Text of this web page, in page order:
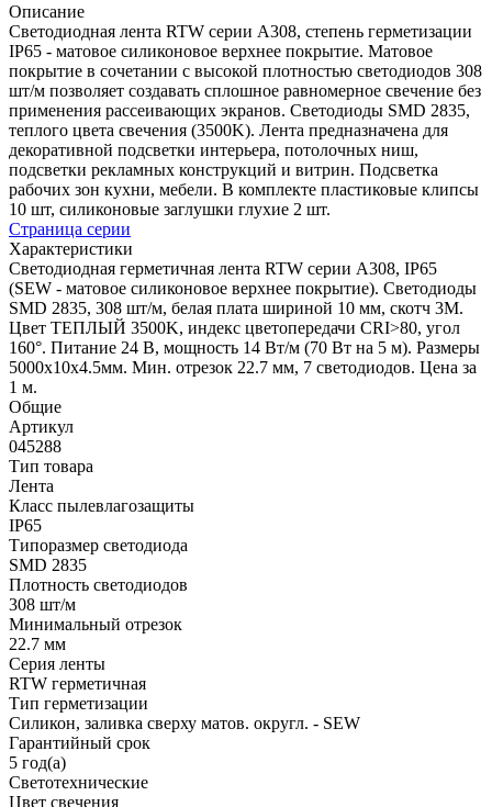
Описание
Светодиодная лента RTW серии A308, степень герметизации
IP65 - матовое силиконовое верхнее покрытие. Матовое
покрытие в сочетании с высокой плотностью светодиодов 308
шт/м позволяет создавать сплошное равномерное свечение без
применения рассеивающих экранов. Светодиоды SMD 2835,
теплого цвета свечения (3500K). Лента предназначена для
декоративной подсветки интерьера, потолочных ниш,
подсветки рекламных конструкций и витрин. Подсветка
рабочих зон кухни, мебели. В комплекте пластиковые клипсы
10 шт, силиконовые заглушки глухие 2 шт.
Страница серии
Характеристики
Светодиодная герметичная лента RTW серии A308, IP65
(SEW - матовое силиконовое верхнее покрытие). Светодиоды
SMD 2835, 308 шт/м, белая плата шириной 10 мм, скотч 3M.
Цвет ТЕПЛЫЙ 3500K, индекс цветопередачи CRI>80, угол
160°. Питание 24 В, мощность 14 Вт/м (70 Вт на 5 м). Размеры
5000x10x4.5мм. Мин. отрезок 22.7 мм, 7 светодиодов. Цена за
1 м.
Общие
Артикул
045288
Тип товара
Лента
Класс пылевлагозащиты
IP65
Типоразмер светодиода
SMD 2835
Плотность светодиодов
308 шт/м
Минимальный отрезок
22.7 мм
Серия ленты
RTW герметичная
Тип герметизации
Силикон, заливка сверху матов. округл. - SEW
Гарантийный срок
5 год(а)
Светотехнические
Цвет свечения